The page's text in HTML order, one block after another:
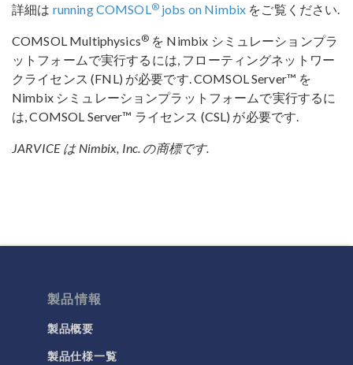
詳細は running COMSOL®jobs on Nimbix をご覧ください.
COMSOL Multiphysics® を Nimbix シミュレーションプラ
ットフォームで実行するには, フローティングネットワー
クライセンス (FNL) が必要です. COMSOL Server™ を
Nimbix シミュレーションプラットフォームで実行するに
は, COMSOL Server™ ライセンス (CSL) が必要です.
JARVICE は Nimbix, Inc. の商標です.
製品情報
製品概要
製品仕様一覧